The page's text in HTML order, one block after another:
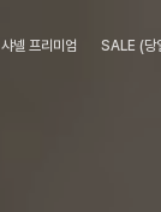
샤넬 프리미엄 SALE (당